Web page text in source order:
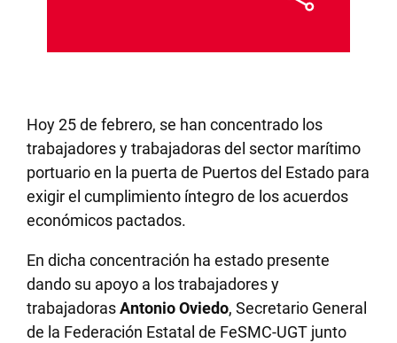
Hoy 25 de febrero, se han concentrado los
trabajadores y trabajadoras del sector marítimo
portuario en la puerta de Puertos del Estado para
exigir el cumplimiento íntegro de los acuerdos
económicos pactados.
En dicha concentración ha estado presente
dando su apoyo a los trabajadores y
trabajadorasAntonio Oviedo, Secretario General
de la Federación Estatal de FeSMC-UGT junto